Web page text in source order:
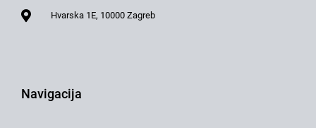
Hvarska 1E, 10000 Zagreb
Navigacija